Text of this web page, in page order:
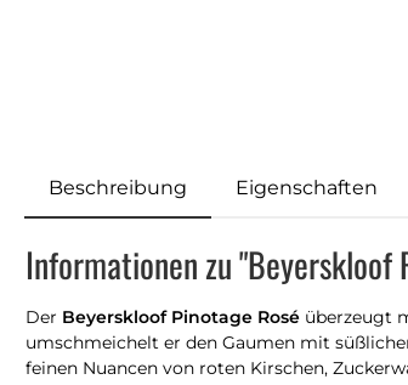
Beschreibung Eigenschaften
Informationen zu "Beyerskloof
Der Beyerskloof Pinotage Rosé überzeugt
umschmeichelt er den Gaumen mit
feinen Nuancen von roten Kirschen,